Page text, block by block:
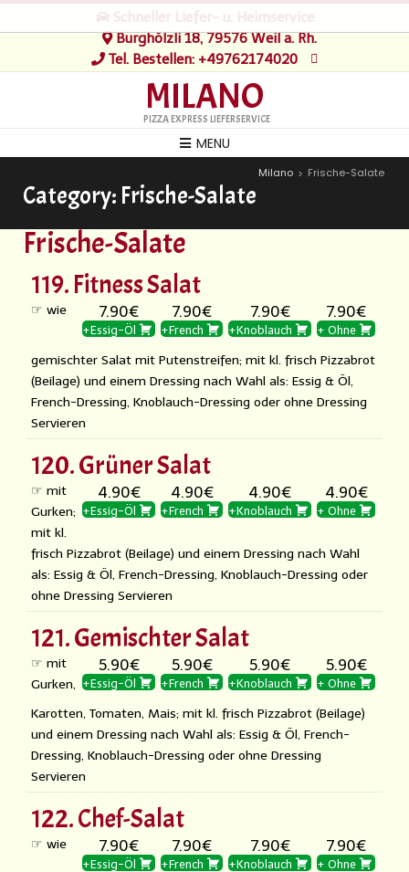
Schneller Liefer- u. Heimservice
Burghölzli 18, 79576 Weil a. Rh.
Tel. Bestellen: +49762174020
MILANO
PIZZA EXPRESS LIEFERSERVICE
MENU
Category: Frische-Salate
Milano > Frische-Salate
Frische-Salate
119. Fitness Salat
7.90€
+Essig-Öl
7.90€
+French
7.90€
+Knoblauch
7.90€
+ Ohne
☞ wie
gemischter Salat mit Putenstreifen; mit kl. frisch Pizzabrot
(Beilage) und einem Dressing nach Wahl als: Essig & Öl,
French-Dressing, Knoblauch-Dressing oder ohne Dressing
Servieren
120. Grüner Salat
4.90€
+Essig-Öl
4.90€
+French
4.90€
+Knoblauch
4.90€
+ Ohne
☞ mit
Gurken;
mit kl.
frisch Pizzabrot (Beilage) und einem Dressing nach Wahl
als: Essig & Öl, French-Dressing, Knoblauch-Dressing oder
ohne Dressing Servieren
121. Gemischter Salat
5.90€
+Essig-Öl
5.90€
+French
5.90€
+Knoblauch
5.90€
+ Ohne
☞ mit
Gurken,
Karotten, Tomaten, Mais; mit kl. frisch Pizzabrot (Beilage)
und einem Dressing nach Wahl als: Essig & Öl, French-
Dressing, Knoblauch-Dressing oder ohne Dressing
Servieren
122. Chef-Salat
7.90€
+Essig-Öl
7.90€
+French
7.90€
+Knoblauch
7.90€
+ Ohne
☞ wie